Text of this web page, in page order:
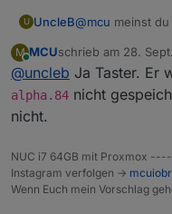
U UncleB@mcu meinst
Aber ist mein
Ich hole mir den
einen Xiaomi
ganze über ein
Fensterkontakt
Were wohl nicht
ersellen oder?
M
Online
MCUschrieb am 28.
zuletzt editiert von
@uncleb Ja Taster. Er
alpha.84 nicht
nicht.
NUC i7 64GB mit Proxmox ----
Instagram verfolgen ->
Wenn Euch mein Vorschlag